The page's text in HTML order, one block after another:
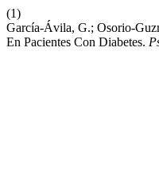
(1)
García-Ávila, G.; Osorio-
En Pacientes Con Diabetes.